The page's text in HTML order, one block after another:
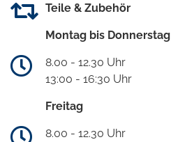
Teile & Zubehör
Montag bis Donnerstag
8.00 - 12.30 Uhr
13:00 - 16:30 Uhr
Freitag
8.00 - 12.30 Uhr